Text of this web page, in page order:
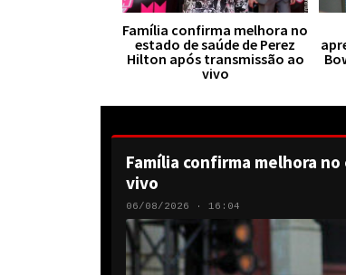
Família confirma melhora no
estado de saúde de Perez
Hilton após transmissão ao
vivo
Família confirma melhora
vivo
06/08/2026 · 16:04